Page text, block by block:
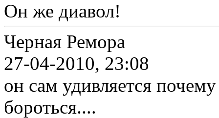
Он же диавол!
Черная Ремора
27-04-2010, 23:08
он сам удивляется
бороться....